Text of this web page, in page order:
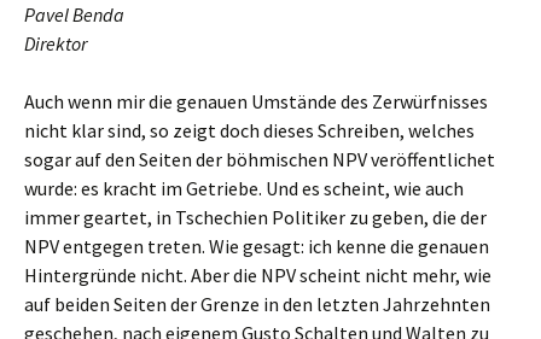
Pavel Benda
Direktor
Auch wenn mir die genauen Umstände des Zerwürfnisses
nicht klar sind, so zeigt doch dieses Schreiben, welches
sogar auf den Seiten der böhmischen NPV veröffentlichet
wurde: es kracht im Getriebe. Und es scheint, wie auch
immer geartet, in Tschechien Politiker zu geben, die der
NPV entgegen treten. Wie gesagt: ich kenne die genauen
Hintergründe nicht. Aber die NPV scheint nicht mehr, wie
auf beiden Seiten der Grenze in den letzten Jahrzehnten
geschehen, nach eigenem Gusto Schalten und Walten zu